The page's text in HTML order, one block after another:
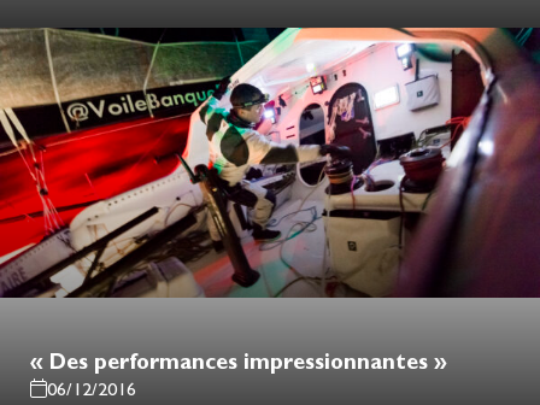
« Des performances impressionnantes »
06/12/2016